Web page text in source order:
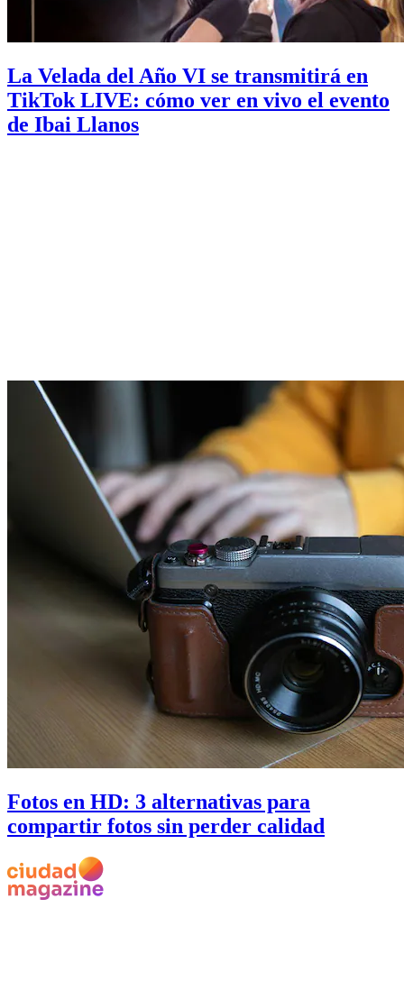
La Velada del Año VI se transmitirá en
TikTok LIVE: cómo ver en vivo el evento
de Ibai Llanos
Fotos en HD: 3 alternativas para
compartir fotos sin perder calidad